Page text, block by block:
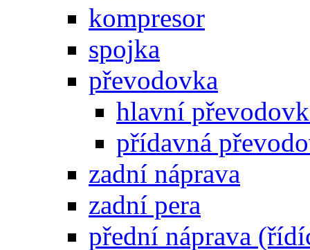
kompresor
spojka
převodovka
hlavní
přídavná
zadní náprava
zadní pera
přední náprava